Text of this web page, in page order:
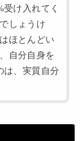
け入れてく
しょうけ
ほとんどい
自分自身を
は、実質自分